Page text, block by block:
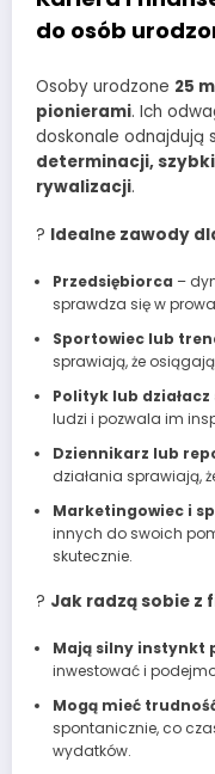
do osób
Osoby urodzone 25
pionierami. Ich
doskonale odnajdują
determinacji,
rywalizacji.
? Idealne zawody
Przedsiębiorca –
sprawdza się w
Sportowiec lub
sprawiają, że
Polityk lub działacz
ludzi i pozwala im
Dziennikarz lub
działania sprawiają,
Marketingowiec i
innych do swoich
skutecznie.
? Jak radzą sobie z
Mają silny instynkt
inwestować i
Mogą mieć
spontanicznie, co
wydatków.